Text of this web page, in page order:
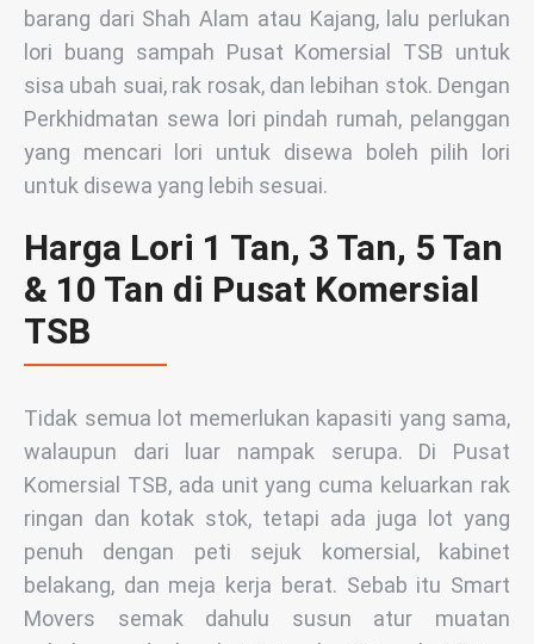
barang dari Shah Alam atau Kajang, lalu perlukan
lori buang sampah Pusat Komersial TSB untuk
sisa ubah suai, rak rosak, dan lebihan stok. Dengan
Perkhidmatan sewa lori pindah rumah, pelanggan
yang mencari lori untuk disewa boleh pilih lori
untuk disewa yang lebih sesuai.
Harga Lori 1 Tan, 3 Tan, 5 Tan
& 10 Tan di Pusat Komersial
TSB
Tidak semua lot memerlukan kapasiti yang sama,
walaupun dari luar nampak serupa. Di Pusat
Komersial TSB, ada unit yang cuma keluarkan rak
ringan dan kotak stok, tetapi ada juga lot yang
penuh dengan peti sejuk komersial, kabinet
belakang, dan meja kerja berat. Sebab itu Smart
Movers semak dahulu susun atur muatan